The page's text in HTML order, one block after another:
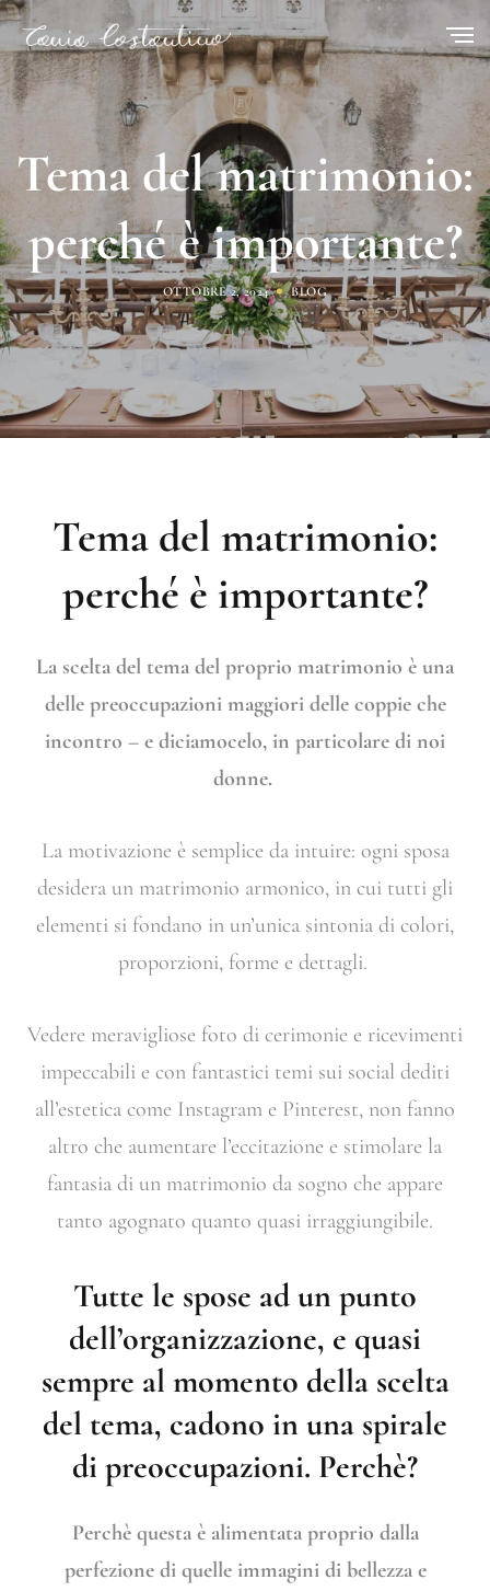
Tema del matrimonio:
perché è importante?
OTTOBRE 2, 2024 BLOG
Tema del matrimonio:
perché è importante?
La scelta del tema del proprio matrimonio è una
delle preoccupazioni maggiori delle coppie che
incontro – e diciamocelo, in particolare di noi
donne.
La motivazione è semplice da intuire: ogni sposa
desidera un matrimonio armonico, in cui tutti gli
elementi si fondano in un’unica sintonia di colori,
proporzioni, forme e dettagli.
Vedere meravigliose foto di cerimonie e ricevimenti
impeccabili e con fantastici temi sui social dediti
all’estetica come Instagram e Pinterest, non fanno
altro che aumentare l’eccitazione e stimolare la
fantasia di un matrimonio da sogno che appare
tanto agognato quanto quasi irraggiungibile.
Tutte le spose ad un punto
dell’organizzazione, e quasi
sempre al momento della scelta
del tema, cadono in una spirale
di preoccupazioni. Perchè?
Perchè questa è alimentata proprio dalla
perfezione di quelle immagini di bellezza e